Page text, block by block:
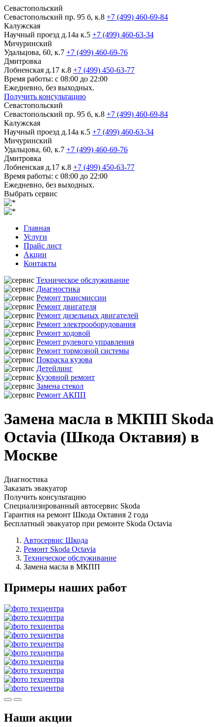
Севастопольский
Севастопольский пр. 95 б, к.8 +7 (499) 460-69-84
Калужская
Научный проезд д.14а к.5 +7 (499) 460-63-34
Мичуринский
Удальцова, 60, к.7 +7 (499) 460-69-76
Дмитровка
Лобненская д.17 к.8 +7 (499) 450-63-77
Время работы: с 08:00 до 22:00
Ежедневно, без выходных.
Получить консультацию
Севастопольский
Севастопольский пр. 95 б, к.8 +7 (499) 460-69-84
Калужская
Научный проезд д.14а к.5 +7 (499) 460-63-34
Мичуринский
Удальцова, 60, к.7 +7 (499) 460-69-76
Дмитровка
Лобненская д.17 к.8 +7 (499) 450-63-77
Время работы: с 08:00 до 22:00
Ежедневно, без выходных.
Выбрать сервис
Главная
Услуги
Прайс лист
Акции
Контакты
Техническое обслуживание
Диагностика
Ремонт трансмиссии
Ремонт двигателя
Ремонт дизельных двигателей
Ремонт электрооборудования
Ремонт ходовой
Ремонт рулевого управления
Ремонт тормозной системы
Покраска кузова
Детейлинг
Кузовной ремонт
Замена стекол
Ремонт АКПП
Замена масла в МКПП Skoda
Octavia (Шкода Октавия) в
Москве
Диагностика
Заказать эвакуатор
Получить консультацию
Специализированный автосервис Skoda
Гарантия на ремонт Шкода Октавия 2 года
Бесплатный эвакуатор при ремонте Skoda Octavia
Автосервис Шкода
Ремонт Skoda Octavia
Техническое обслуживание
Замена масла в МКПП
Примеры наших работ
Наши акции